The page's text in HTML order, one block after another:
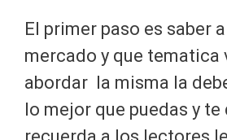
El primer paso es saber
mercado y que tematica
abordar la misma la
lo mejor que puedas y te